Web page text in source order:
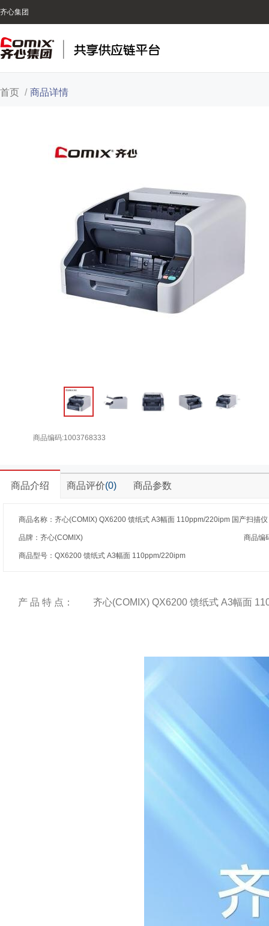
齐心集团
首页 / 商品详情
商品编码:1003768333
商品介绍 商品评价(0) 商品参数
商品名称：齐心(COMIX) QX6200 馈纸式 A3幅面 110ppm/220ipm 国产扫描
品牌：齐心(COMIX) 商品编
商品型号：QX6200 馈纸式 A3幅面 110ppm/220ipm
产 品 特 点： 齐心(COMIX) QX6200 馈纸式 A3幅面